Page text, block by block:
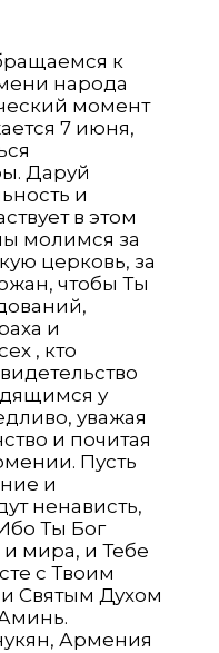
к
народа
момент
7 июня,
Даруй
и
в этом
молимся за
церковь, за
чтобы Ты
и
, кто
у
уважая
и почитая
Пусть
и
ненависть,
Ты Бог
мира, и Тебе
с Твоим
Святым Духом
Армения